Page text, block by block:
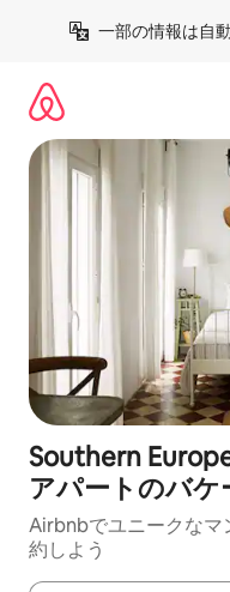
一部の情報は自
Southern
アパートのバ
Airbnbでユニークなマ
約しよう